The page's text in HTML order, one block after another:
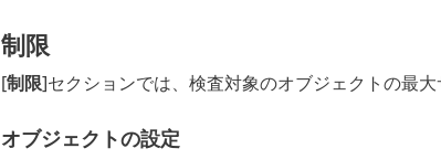
制限
[制限]セクションでは、検査対象のオブジェクトの最
オブジェクトの設定